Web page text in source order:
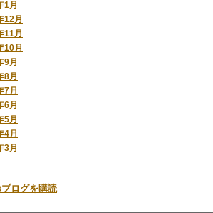
1月
12月
11月
10月
9月
8月
7月
6月
5月
4月
3月
ブログを購読